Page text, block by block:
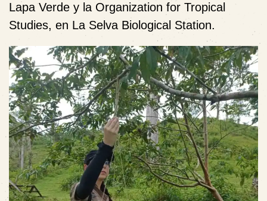
Lapa Verde y la Organization for Tropical
Studies, en La Selva Biological Station.